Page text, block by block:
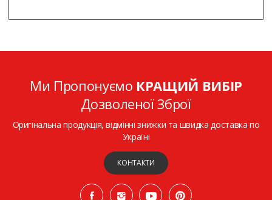
Ми Пропонуємо КРАЩИЙ ВИБІР
Дозволеної Зброї
Оригінальна продукція, відмінні знижки та швидка доставка по
Україні
КОНТАКТИ